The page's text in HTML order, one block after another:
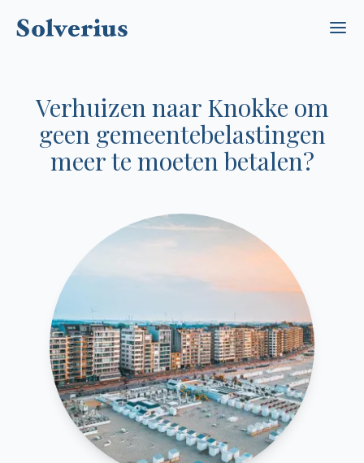
Verhuizen naar Knokke om
geen gemeentebelastingen
meer te moeten betalen?